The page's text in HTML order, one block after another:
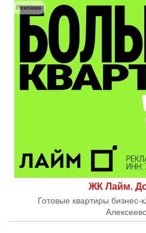
ЖК Лайм.
Готовые квартиры бизнес-
Реклама